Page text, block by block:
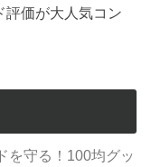
評価が大人気コン
を守る！100均グッ